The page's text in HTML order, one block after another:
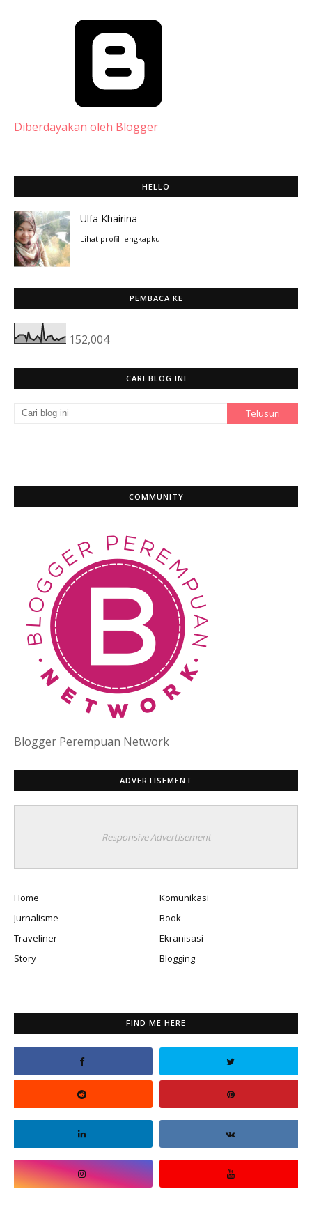
Diberdayakan oleh Blogger
HELLO
Ulfa Khairina
Lihat profil lengkapku
PEMBACA KE
152,004
CARI BLOG INI
COMMUNITY
Blogger Perempuan Network
ADVERTISEMENT
Responsive Advertisement
Home
Komunikasi
Jurnalisme
Book
Traveliner
Ekranisasi
Story
Blogging
FIND ME HERE